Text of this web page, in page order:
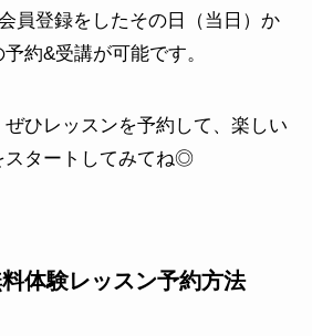
員登録をしたその日（当日）か
約&受講が可能です。
ひレッスンを予約して、楽しい
スタートしてみてね◎
体験レッスン予約方法